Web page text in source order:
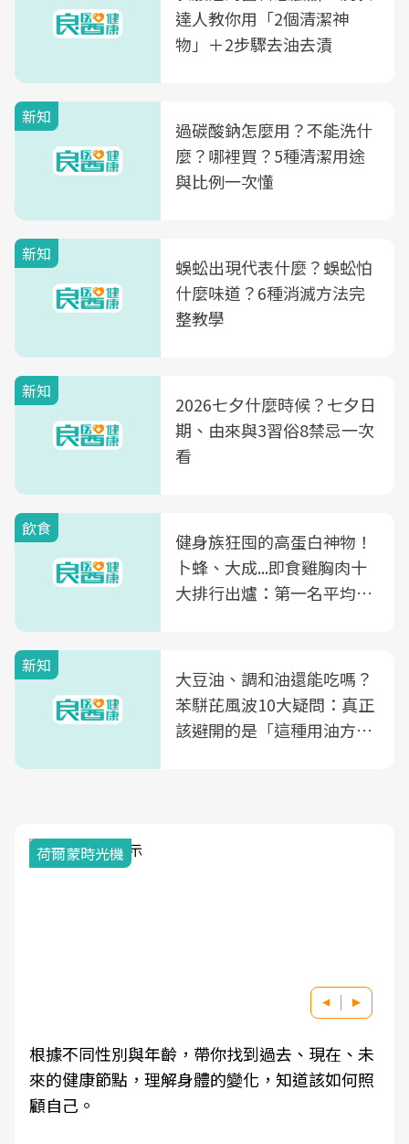
達人教你用「2個清潔神
物」＋2步驟去油去漬
新知
過碳酸鈉怎麼用？不能洗什
麼？哪裡買？5種清潔用途
與比例一次懂
新知
蜈蚣出現代表什麼？蜈蚣怕
什麼味道？6種消滅方法完
整教學
新知
2026七夕什麼時候？七夕日
期、由來與3習俗8禁忌一次
看
飲食
健身族狂囤的高蛋白神物！
卜蜂、大成...即食雞胸肉十
大排行出爐：第一名平均一
新知
大豆油、調和油還能吃嗎？
苯駢芘風波10大疑問：真正
該避開的是「這種用油方
荷爾蒙時光機
根據不同性別與年齡，帶你找到過去、現在、未
來的健康節點，理解身體的變化，知道該如何照
顧自己。